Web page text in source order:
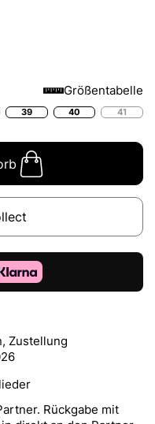
Größentabelle
39 40 41
Zustellung
Rückgabe mit